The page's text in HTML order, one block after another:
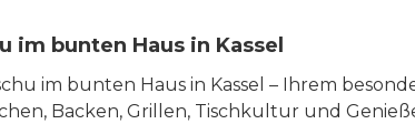
im bunten Haus in Kassel
im bunten Haus in Kassel – Ihrem
Backen, Grillen, Tischkultur und